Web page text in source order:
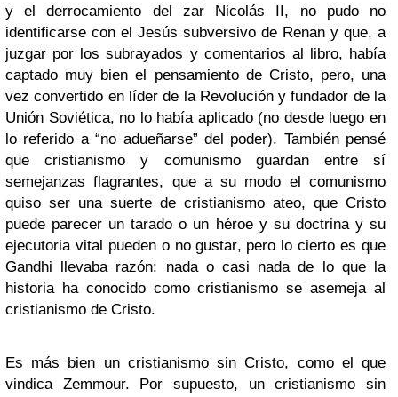
y el derrocamiento del zar Nicolás II, no pudo no
identificarse con el Jesús subversivo de Renan y que, a
juzgar por los subrayados y comentarios al libro, había
captado muy bien el pensamiento de Cristo, pero, una
vez convertido en líder de la Revolución y fundador de la
Unión Soviética, no lo había aplicado (no desde luego en
lo referido a “no adueñarse” del poder). También pensé
que cristianismo y comunismo guardan entre sí
semejanzas flagrantes, que a su modo el comunismo
quiso ser una suerte de cristianismo ateo, que Cristo
puede parecer un tarado o un héroe y su doctrina y su
ejecutoria vital pueden o no gustar, pero lo cierto es que
Gandhi llevaba razón: nada o casi nada de lo que la
historia ha conocido como cristianismo se asemeja al
cristianismo de Cristo.
Es más bien un cristianismo sin Cristo, como el que
vindica Zemmour. Por supuesto, un cristianismo sin